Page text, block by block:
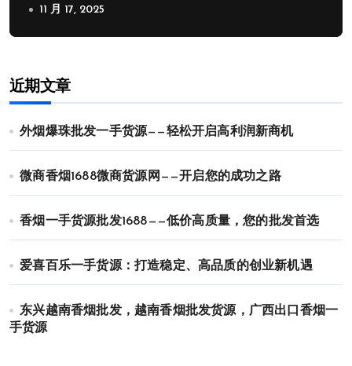
11 月 17, 2025
近期文章
外烟爆珠批发一手货源——轻松开启高利润新商机
微商香烟1688微商货源网——开启您的成功之路
香烟一手货源批发1688——低价高质量，您的批发首选
爱喜百乐一手货源：打造稳定、高品质的创业新机遇
东兴越南香烟批发，越南香烟批发货源，广西出口香烟一
手货源